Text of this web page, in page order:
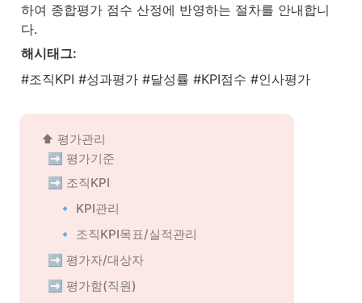
하여 종합평가 점수 산정에 반영하는 절차를 안내합니
다.
해시태그:
#조직KPI #성과평가 #달성률 #KPI점수 #인사평가
⬆️ 평가관리
➡️ 평가기준
➡️ 조직KPI
🔹 KPI관리
🔹 조직KPI목표/실적관리
➡️ 평가자/대상자
➡️ 평가함(직원)